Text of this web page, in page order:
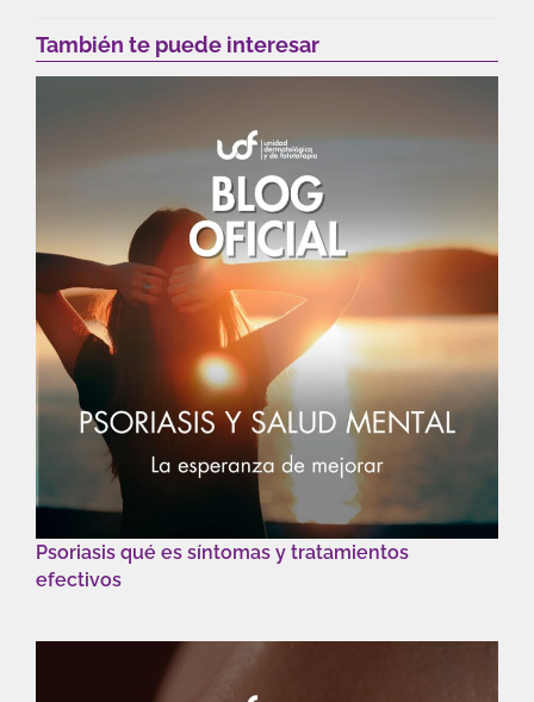
También te puede interesar
Psoriasis qué es síntomas y tratamientos
efectivos